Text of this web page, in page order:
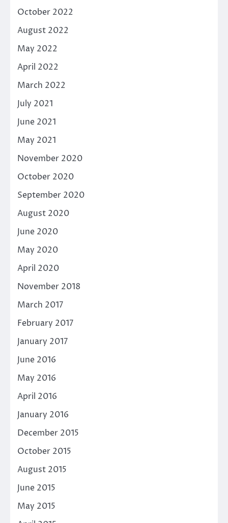
October 2022
August 2022
May 2022
April 2022
March 2022
July 2021
June 2021
May 2021
November 2020
October 2020
September 2020
August 2020
June 2020
May 2020
April 2020
November 2018
March 2017
February 2017
January 2017
June 2016
May 2016
April 2016
January 2016
December 2015
October 2015
August 2015
June 2015
May 2015